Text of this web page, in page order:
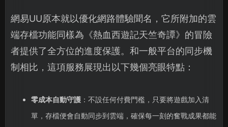
網易UU原本就以優化網路體驗聞名，它所附加的雲
端存檔功能同樣為《熱血西遊記天竺奇譚》的冒險
者提供了全方位的進度保護。和一般平台的同步機
制相比，這項服務展現出以下幾個亮眼特點：
零成本自動守護：不設任何付費門檻，只要將遊戲加入清
單，存檔便會自動同步到雲端，確保每一刻的奮戰成果都能